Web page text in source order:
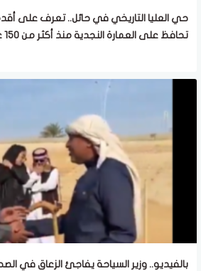
حي العليا التاريخي في حائل.. تعرف على أقدم
تحافظ على العمارة النجدية منذ أكثر من 150 عامًا
بالفيديو.. وزير السياحة يفاجئ الزعاق في